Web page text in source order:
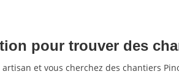
pour trouver des
artisan et vous cherchez des chantiers